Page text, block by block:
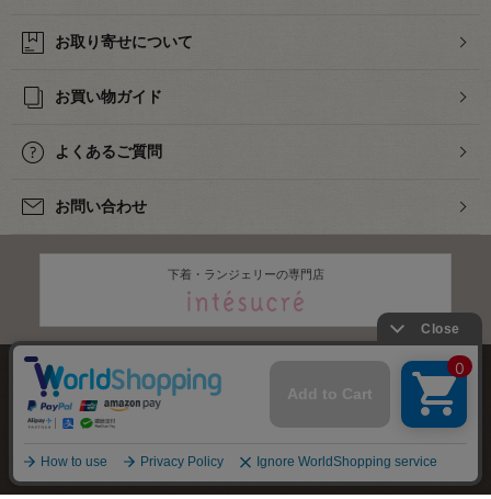
お取り寄せについて
お買い物ガイド
よくあるご質問
お問い合わせ
下着・ランジェリーの専門店
株式会社オカダヤ
特定商取引法に基づく表記 プライバシーポリシー サイトマップ
2012-2026OKADAYA CO.,LTD.